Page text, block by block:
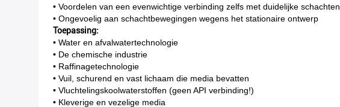
• Voordelen van een evenwichtige verbinding zelfs met duidelijke schachten
• Ongevoelig aan schachtbewegingen wegens het stationaire ontwerp
Toepassing:
• Water en afvalwatertechnologie
• De chemische industrie
• Raffinagetechnologie
• Vuil, schurend en vast lichaam die media bevatten
• Vluchtelingskoolwaterstoffen (geen API verbinding!)
• Kleverige en vezelige media